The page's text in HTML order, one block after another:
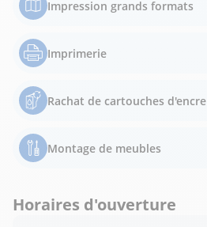
Impression grands formats
Imprimerie
Rachat de cartouches d'encre
Montage de meubles
Horaires d'ouverture